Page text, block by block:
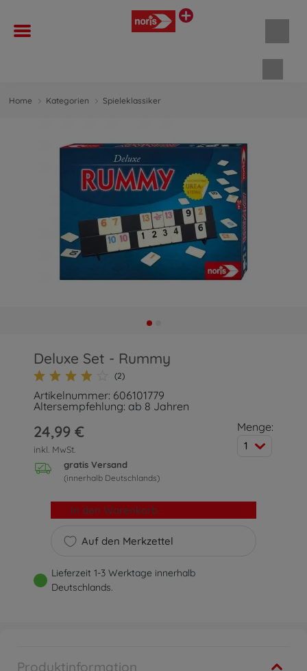
Home Kategorien Spieleklassiker
Deluxe Set - Rummy
(2)
Artikelnummer: 606101779
Altersempfehlung: ab 8 Jahren
24,99 €
inkl. MwSt.
gratis Versand
(innerhalb Deutschlands)
Menge:
1
Auf den Merkzettel
In den Warenkorb
Lieferzeit 1-3 Werktage innerhalb
Deutschlands.
Produktinformation